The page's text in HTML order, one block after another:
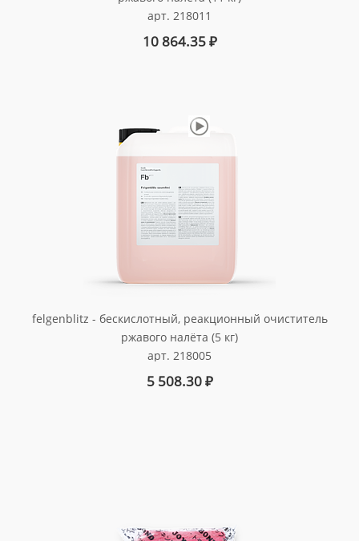
арт. 218011
10 864.35₽
felgenblitz - бескислотный, реакционный очиститель
ржавого налёта (5 кг)
арт. 218005
5 508.30₽